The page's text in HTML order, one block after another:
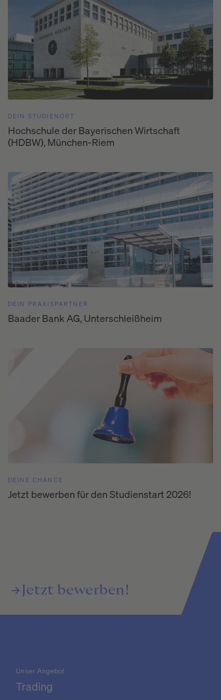
DEIN STUDIENORT
Hochschule der Bayerischen Wirtschaft
(HDBW), München-Riem
DEIN PRAXISPARTNER
Baader Bank AG, Unterschleißheim
DEINE CHANCE
Jetzt bewerben für den Studienstart 2026!
Jetzt bewerben!
Unser Angebot
Trading